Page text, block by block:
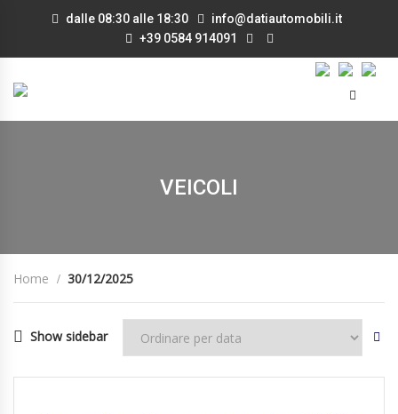
dalle 08:30 alle 18:30
info@datiautomobili.it
+39 0584 914091
VEICOLI
Home 30/12/2025
Show sidebar